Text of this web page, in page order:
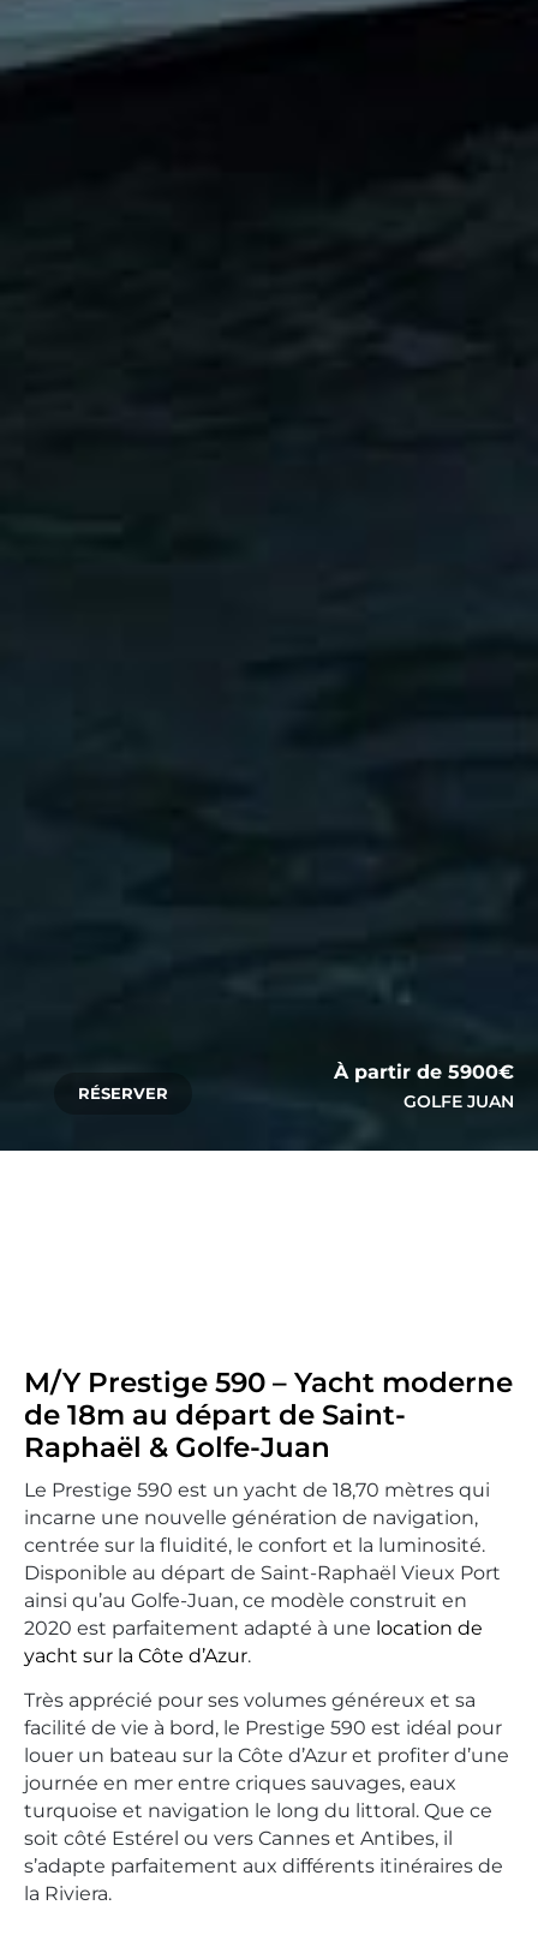
RÉSERVER
À partir de 5900€
GOLFE JUAN
M/Y Prestige 590 – Yacht moderne
de 18m au départ de Saint-
Raphaël & Golfe-Juan
Le Prestige 590 est un yacht de 18,70 mètres qui
incarne une nouvelle génération de navigation,
centrée sur la fluidité, le confort et la luminosité.
Disponible au départ de Saint-Raphaël Vieux Port
ainsi qu’au Golfe-Juan, ce modèle construit en
2020 est parfaitement adapté à une location de
yacht sur la Côte d’Azur.
Très apprécié pour ses volumes généreux et sa
facilité de vie à bord, le Prestige 590 est idéal pour
louer un bateau sur la Côte d’Azur et profiter d’une
journée en mer entre criques sauvages, eaux
turquoise et navigation le long du littoral. Que ce
soit côté Estérel ou vers Cannes et Antibes, il
s’adapte parfaitement aux différents itinéraires de
la Riviera.